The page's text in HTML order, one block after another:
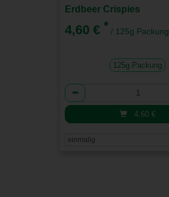
Erdbeer Crispies
4,60 € * / 125g Packung
125g Packung
Anzahl
4,60 €